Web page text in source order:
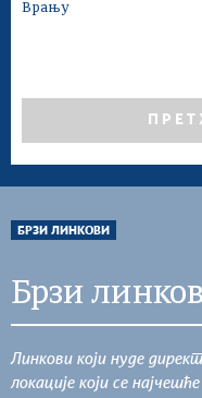
Врању
БРЗИ ЛИНКОВИ
Брзи
Линкови који нуде
локације који се